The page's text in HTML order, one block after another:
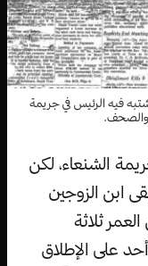
فيه الرئيس في جريمة
والصحف.
الشنعاء، لكن
ابن الزوجين
ثلاثة
على الإطلاق